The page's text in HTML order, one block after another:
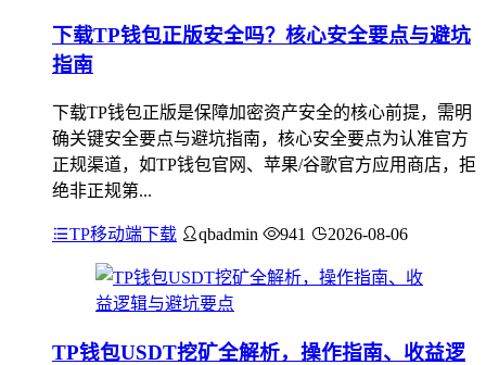
下载TP钱包正版安全吗？核心安全要点与避坑
指南
下载TP钱包正版是保障加密资产安全的核心前提，需明
确关键安全要点与避坑指南，核心安全要点为认准官方
正规渠道，如TP钱包官网、苹果/谷歌官方应用商店，拒
绝非正规第...
TP移动端下载 qbadmin 941 2026-08-06
TP钱包USDT挖矿全解析，操作指南、收益逻